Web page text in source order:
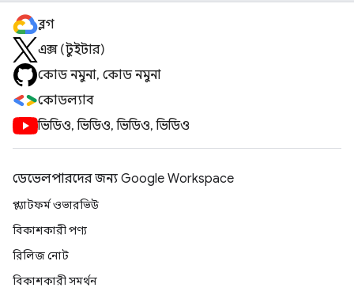
ব্লগ
এক্স (টুইটার)
কোড নমুনা, কোড নমুনা
কোডল্যাব
ভিডিও, ভিডিও, ভিডিও, ভিডিও
ডেভেলপারদের জন্য Google Workspace
প্ল্যাটফর্ম ওভারভিউ
বিকাশকারী পণ্য
রিলিজ নোট
বিকাশকারী সমর্থন